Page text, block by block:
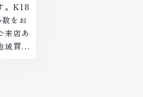
。K18
をお
来店あ
域買取